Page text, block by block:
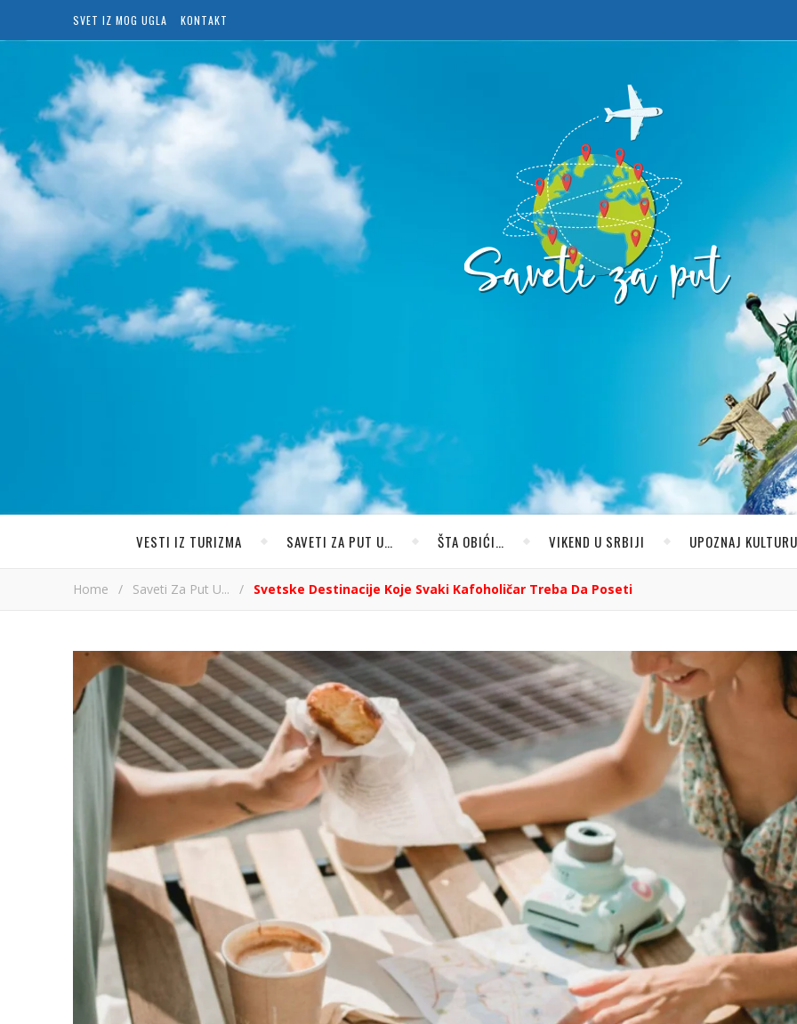
SVET IZ MOG UGLA KONTAKT
VESTI IZ TURIZMA SAVETI ZA PUT U… ŠTA OBIĆI… VIKEND U SRBIJI UPOZNAJ KULTURU
Home / Saveti Za Put U... / Svetske Destinacije Koje Svaki Kafoholičar Treba Da Poseti